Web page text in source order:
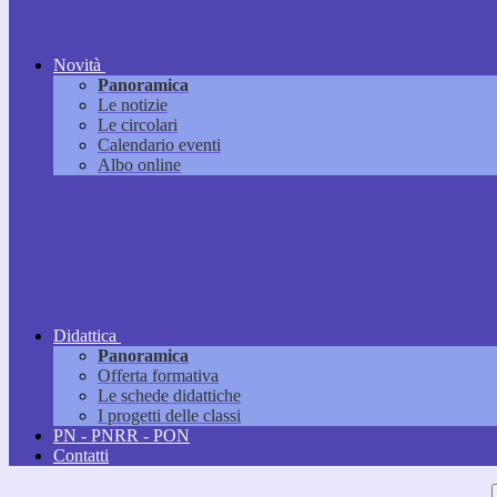
Novità
Panoramica
Le notizie
Le circolari
Calendario eventi
Albo online
Didattica
Panoramica
Offerta formativa
Le schede didattiche
I progetti delle classi
PN - PNRR - PON
Contatti